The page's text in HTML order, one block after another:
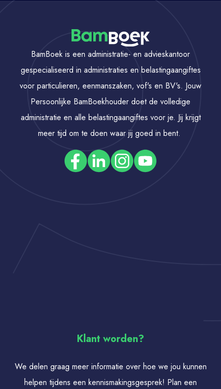
BamBoek is een administratie- en advieskantoor
gespecialiseerd in administraties en belastingaangiftes
voor particulieren, eenmanszaken, vof's en BV's. Jouw
Persoonlijke BamBoekhouder doet de volledige
administratie en alle belastingaangiftes voor je. Jij krijgt
meer tijd om te doen waar jij goed in bent.
Klant worden?
We delen graag meer informatie over hoe we jou kunnen
helpen tijdens een kennismakingsgesprek! Plan een